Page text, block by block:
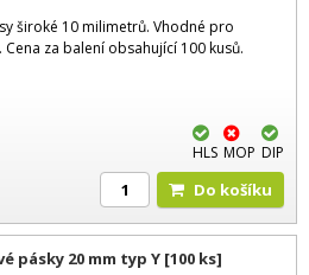
široké 10 milimetrů. Vhodné pro
Cena za balení obsahující 100 kusů.
HLS MOP DIP
Do košíku
pásky 20 mm typ Y [100 ks]